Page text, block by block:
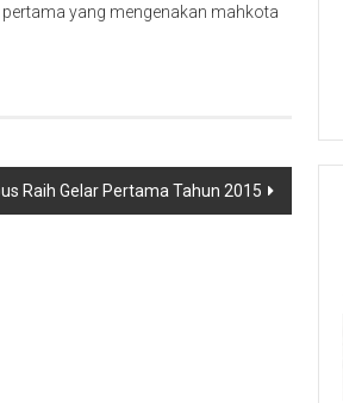
yang mengenakan mahkota
Raih Gelar Pertama Tahun 2015